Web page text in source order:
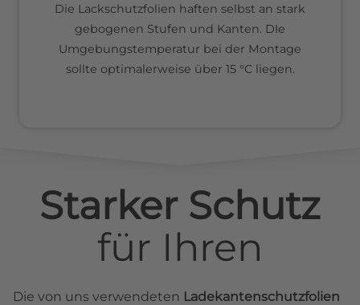
Die Lackschutzfolien haften selbst an stark
gebogenen Stufen und Kanten. DIe
Umgebungstemperatur bei der Montage
sollte optimalerweise über 15 °C liegen.
Starker Schutz
für Ihren
Die von uns verwendeten Ladekantenschutzfolien